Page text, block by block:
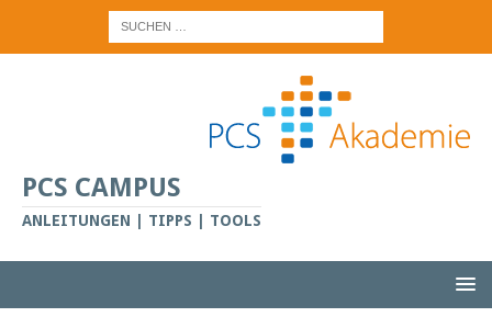
PCS CAMPUS
ANLEITUNGEN | TIPPS | TOOLS